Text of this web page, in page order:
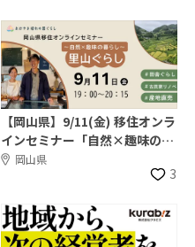
【岡山県】9/11(金) 移住オンラ
インセミナー「自然×趣味の暮
らし（里山ぐらし）」
岡山県
3